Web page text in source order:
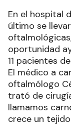
En el hospital
último se
oportunidad
11 pacientes
El médico a
oftalmólogo
trató de
llamamos
crece un